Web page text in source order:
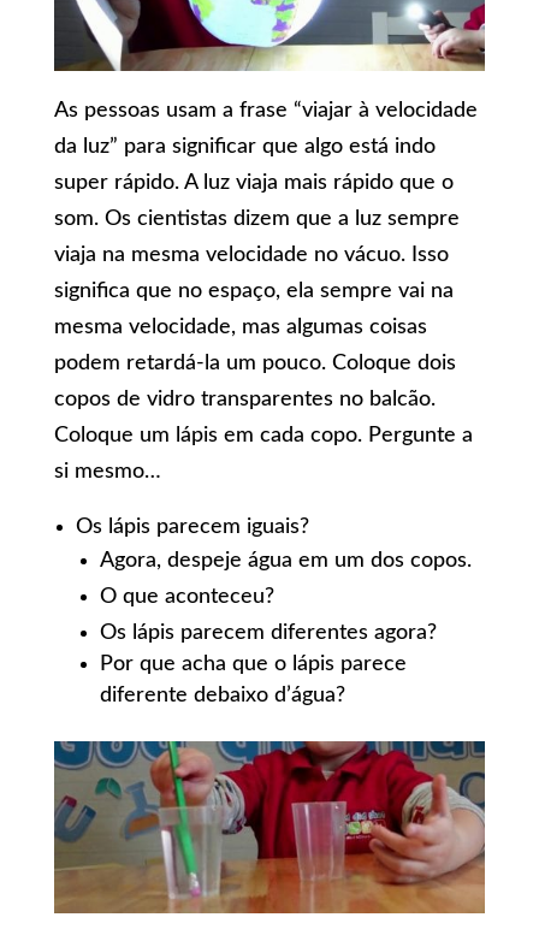
As pessoas usam a frase “viajar à velocidade
da luz” para significar que algo está indo
super rápido. A luz viaja mais rápido que o
som. Os cientistas dizem que a luz sempre
viaja na mesma velocidade no vácuo. Isso
significa que no espaço, ela sempre vai na
mesma velocidade, mas algumas coisas
podem retardá-la um pouco. Coloque dois
copos de vidro transparentes no balcão.
Coloque um lápis em cada copo. Pergunte a
si mesmo…
Os lápis parecem iguais?
Agora, despeje água em um dos copos.
O que aconteceu?
Os lápis parecem diferentes agora?
Por que acha que o lápis parece
diferente debaixo d’água?